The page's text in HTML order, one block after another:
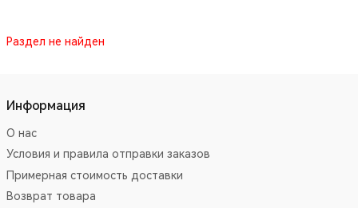
Раздел не найден
Информация
О нас
Условия и правила отправки заказов
Примерная стоимость доставки
Возврат товара